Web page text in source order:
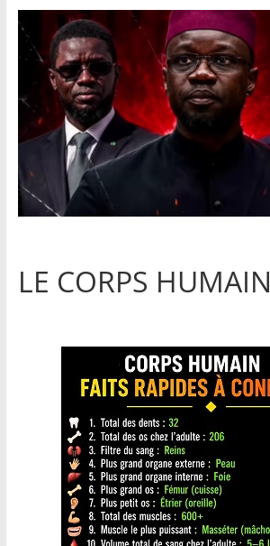
LE CORPS HUMAIN